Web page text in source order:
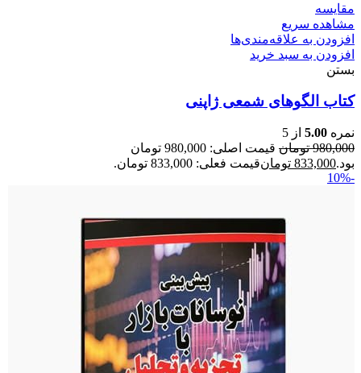
مقایسه
مشاهده سریع
افزودن به علاقه‌مندی‌ها
افزودن به سبد خرید
بستن
کتاب الگوهای شمعی ژاپنی
نمره 5.00 از 5
980,000 تومان
قیمت اصلی: 980,000 تومان
بود.833,000 تومانقیمت فعلی: 833,000 تومان.
-10%